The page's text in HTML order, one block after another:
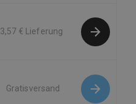
3,57 € Lieferung
Gratisversand